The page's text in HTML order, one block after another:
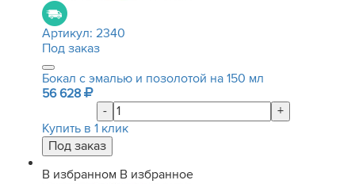
Артикул: 2340
Под заказ
Бокал с эмалью и позолотой на 150 мл
56 628
-
+
Купить в 1 клик
В избранном В избранное